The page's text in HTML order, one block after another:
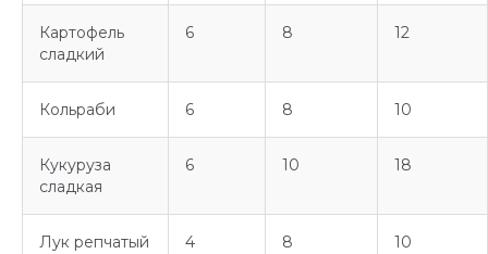
Картофель
сладкий
6 8 12
Кольраби 6 8 10
Кукуруза
сладкая
6 10 18
Лук репчатый 4 8 10